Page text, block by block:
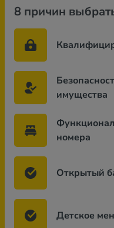
8 причин
имущества
номера
Открытый
Детское